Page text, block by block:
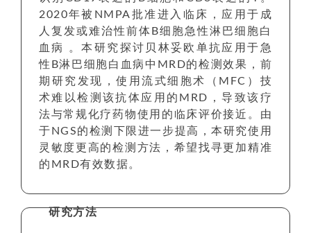
2020年被NMPA批准进入临床，应用于成
人复发或难治性前体B细胞急性淋巴细胞白
血病 。本研究探讨贝林妥欧单抗应用于急
性B淋巴细胞白血病中MRD的检测效果，前
期研究发现，使用流式细胞术（MFC）技
术难以检测该抗体应用的MRD，导致该疗
法与常规化疗药物使用的临床评价接近。由
于NGS的检测下限进一步提高，本研究使用
灵敏度更高的检测方法，希望找寻更加精准
的MRD有效数据。
研究方法